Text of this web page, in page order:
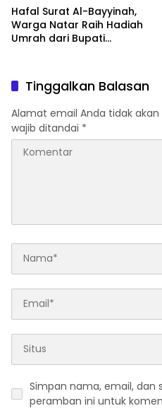
Hafal Surat Al-Bayyinah,
Warga Natar Raih Hadiah
Umrah dari Bupati
Tinggalkan Balasan
Alamat email Anda tidak akan
wajib ditandai *
Simpan nama, email, dan
peramban ini untuk